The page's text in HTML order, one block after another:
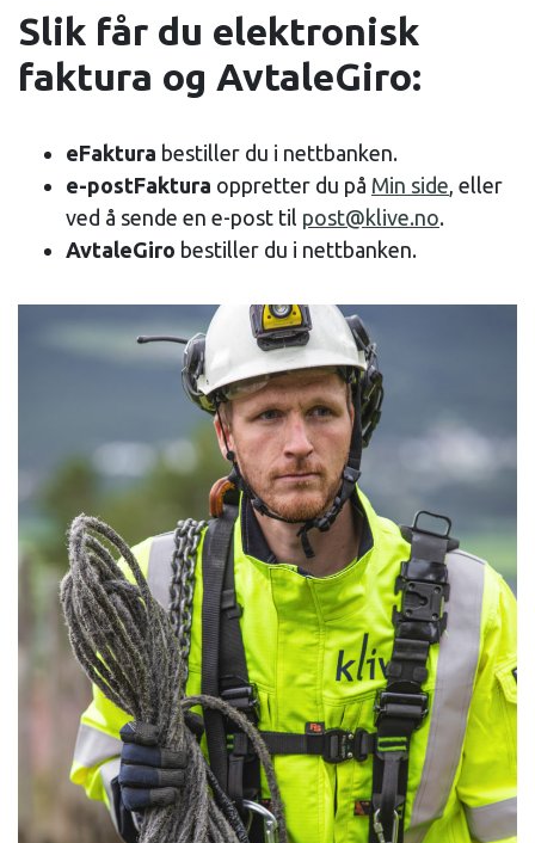
Slik får du elektronisk
faktura og AvtaleGiro:
eFaktura bestiller du i nettbanken.
e-postFaktura oppretter du på Min side, eller
ved å sende en e-post til post@klive.no.
AvtaleGiro bestiller du i nettbanken.